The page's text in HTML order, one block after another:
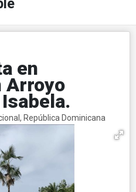
en
Arroyo
República Dominicana